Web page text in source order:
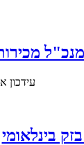
עידכון אחרון
בינלאומי